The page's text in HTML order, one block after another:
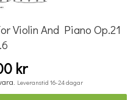
String Orchestra - Study Score
Violin And Piano Op.21
kr
Leveranstid 16-24 dagar